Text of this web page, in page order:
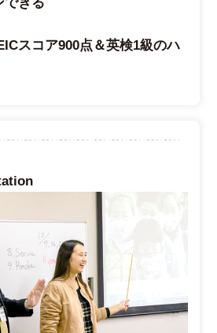
できる
スコア900点＆英検1級のハ